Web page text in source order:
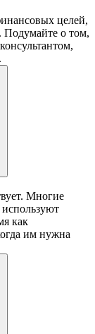
целей,
Подумайте о том,
Многие
как
им нужна